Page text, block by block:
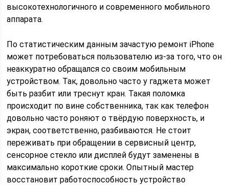
высокотехнологичного и современного мобильного
аппарата.
По статистическим данным зачастую ремонт iPhone
может потребоваться пользователю из-за того, что он
неаккуратно обращался со своим мобильным
устройством. Так, довольно часто у гаджета может
быть разбит или треснут кран. Такая поломка
происходит по вине собственника, так как телефон
довольно часто роняют о твёрдую поверхность, и
экран, соответственно, разбиваются. Не стоит
переживать при обращении в сервисный центр,
сенсорное стекло или дисплей будут заменены в
максимально короткие сроки. Опытный мастер
восстановит работоспособность устройство